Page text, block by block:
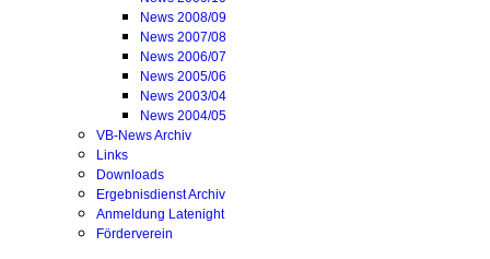
News 2008/09
News 2007/08
News 2006/07
News 2005/06
News 2003/04
News 2004/05
VB-News Archiv
Links
Downloads
Ergebnisdienst Archiv
Anmeldung Latenight
Förderverein